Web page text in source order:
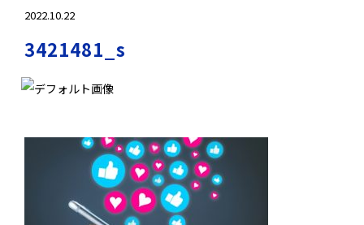
2022.10.22
3421481_s